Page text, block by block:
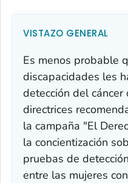
VISTAZO GENERAL
Es menos probable
discapacidades les
detección del
directrices
la campaña "El
la concientización
pruebas de
entre las mujeres